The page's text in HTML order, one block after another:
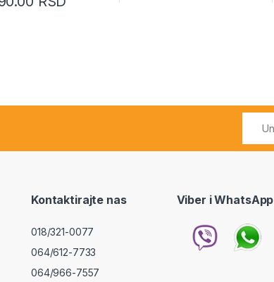
Kontaktirajte nas
018/321-0077
064/612-7733
064/966-7557
Viber i WhatsApp